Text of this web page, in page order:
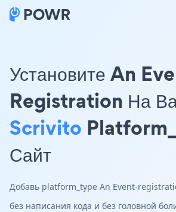
Установите An
Registration На
Scrivito
Сайт
Добавь platform_type An Event-
без написания кода и без головной